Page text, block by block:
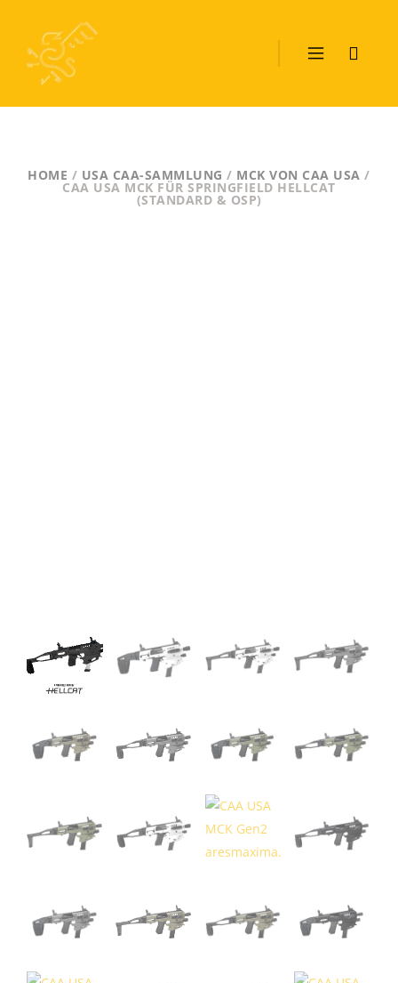
HOME / USA CAA-SAMMLUNG / MCK VON CAA USA /
CAA USA MCK FÜR SPRINGFIELD HELLCAT
(STANDARD & OSP)